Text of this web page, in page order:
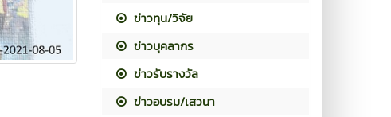
ข่าวทุน/วิจัย
ข่าวบุคลากร
ข่าวรับรางวัล
ข่าวอบรม/เสวนา